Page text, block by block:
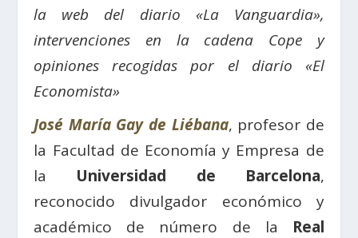
la web del diario «La Vanguardia»,
intervenciones en la cadena Cope y
opiniones recogidas por el diario «El
Economista»
José María Gay de Liébana, profesor de
la Facultad de Economía y Empresa de
la Universidad de Barcelona,
reconocido divulgador económico y
académico de número de la Real